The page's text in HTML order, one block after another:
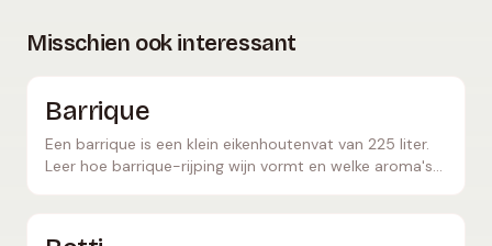
Misschien ook interessant
Barrique
Een barrique is een klein eikenhoutenvat van 225 liter.
Leer hoe barrique-rijping wijn vormt en welke aroma's